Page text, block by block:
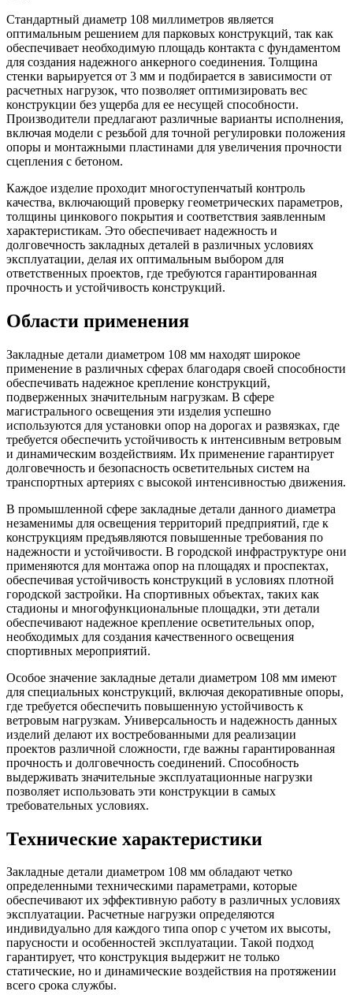
Стандартный диаметр 108 миллиметров является
оптимальным решением для парковых конструкций, так как
обеспечивает необходимую площадь контакта с фундаментом
для создания надежного анкерного соединения. Толщина
стенки варьируется от 3 мм и подбирается в зависимости от
расчетных нагрузок, что позволяет оптимизировать вес
конструкции без ущерба для ее несущей способности.
Производители предлагают различные варианты исполнения,
включая модели с резьбой для точной регулировки положения
опоры и монтажными пластинами для увеличения прочности
сцепления с бетоном.
Каждое изделие проходит многоступенчатый контроль
качества, включающий проверку геометрических параметров,
толщины цинкового покрытия и соответствия заявленным
характеристикам. Это обеспечивает надежность и
долговечность закладных деталей в различных условиях
эксплуатации, делая их оптимальным выбором для
ответственных проектов, где требуются гарантированная
прочность и устойчивость конструкций.
Области применения
Закладные детали диаметром 108 мм находят широкое
применение в различных сферах благодаря своей способности
обеспечивать надежное крепление конструкций,
подверженных значительным нагрузкам. В сфере
магистрального освещения эти изделия успешно
используются для установки опор на дорогах и развязках, где
требуется обеспечить устойчивость к интенсивным ветровым
и динамическим воздействиям. Их применение гарантирует
долговечность и безопасность осветительных систем на
транспортных артериях с высокой интенсивностью движения.
В промышленной сфере закладные детали данного диаметра
незаменимы для освещения территорий предприятий, где к
конструкциям предъявляются повышенные требования по
надежности и устойчивости. В городской инфраструктуре они
применяются для монтажа опор на площадях и проспектах,
обеспечивая устойчивость конструкций в условиях плотной
городской застройки. На спортивных объектах, таких как
стадионы и многофункциональные площадки, эти детали
обеспечивают надежное крепление осветительных опор,
необходимых для создания качественного освещения
спортивных мероприятий.
Особое значение закладные детали диаметром 108 мм имеют
для специальных конструкций, включая декоративные опоры,
где требуется обеспечить повышенную устойчивость к
ветровым нагрузкам. Универсальность и надежность данных
изделий делают их востребованными для реализации
проектов различной сложности, где важны гарантированная
прочность и долговечность соединений. Способность
выдерживать значительные эксплуатационные нагрузки
позволяет использовать эти конструкции в самых
требовательных условиях.
Технические характеристики
Закладные детали диаметром 108 мм обладают четко
определенными техническими параметрами, которые
обеспечивают их эффективную работу в различных условиях
эксплуатации. Расчетные нагрузки определяются
индивидуально для каждого типа опор с учетом их высоты,
парусности и особенностей эксплуатации. Такой подход
гарантирует, что конструкция выдержит не только
статические, но и динамические воздействия на протяжении
всего срока службы.